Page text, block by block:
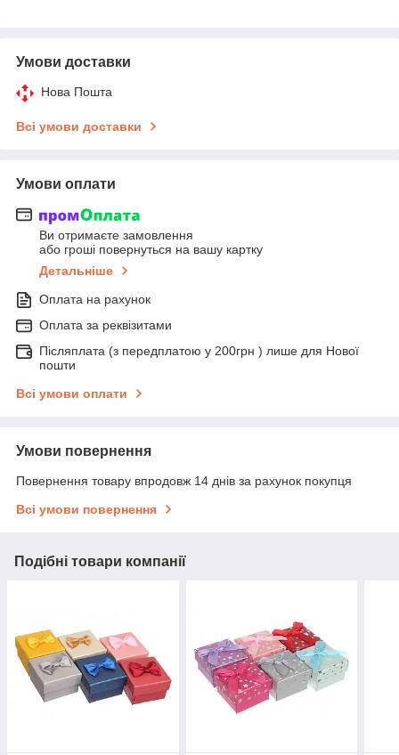
Умови доставки
Нова Пошта
Всі умови доставки
Умови оплати
Ви отримаєте замовлення
або гроші повернуться на вашу картку
Детальніше
Оплата на рахунок
Оплата за реквізитами
Післяплата (з передплатою у 200грн ) лише для Нової
пошти
Всі умови оплати
Умови повернення
Повернення товару впродовж 14 днів за рахунок покупця
Всі умови повернення
Подібні товари компанії